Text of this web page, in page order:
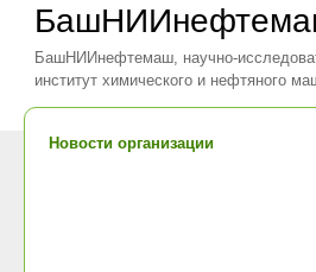
БашНИИнефтемаш, научно-
институт химического и нефтяного
Новости организации